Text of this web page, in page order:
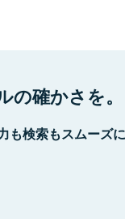
の確かさを。
も検索もスムーズ